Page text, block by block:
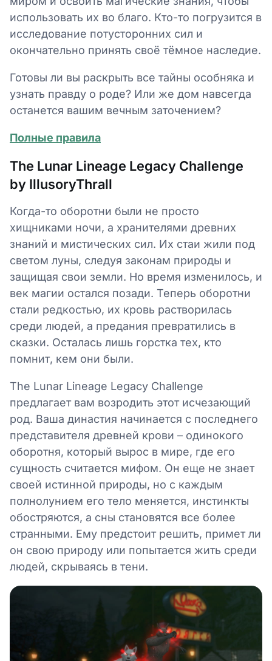
использовать их во благо. Кто-то погрузится в
исследование потусторонних сил и
окончательно принять своё тёмное наследие.
Готовы ли вы раскрыть все тайны особняка и
узнать правду о роде? Или же дом навсегда
останется вашим вечным заточением?
Полные правила
The Lunar Lineage Legacy Challenge
by IllusoryThrall
Когда-то оборотни были не просто
хищниками ночи, а хранителями древних
знаний и мистических сил. Их стаи жили под
светом луны, следуя законам природы и
защищая свои земли. Но время изменилось, и
век магии остался позади. Теперь оборотни
стали редкостью, их кровь растворилась
среди людей, а предания превратились в
сказки. Осталась лишь горстка тех, кто
помнит, кем они были.
The Lunar Lineage Legacy Challenge
предлагает вам возродить этот исчезающий
род. Ваша династия начинается с последнего
представителя древней крови – одинокого
оборотня, который вырос в мире, где его
сущность считается мифом. Он еще не знает
своей истинной природы, но с каждым
полнолунием его тело меняется, инстинкты
обостряются, а сны становятся все более
странными. Ему предстоит решить, примет ли
он свою природу или попытается жить среди
людей, скрываясь в тени.